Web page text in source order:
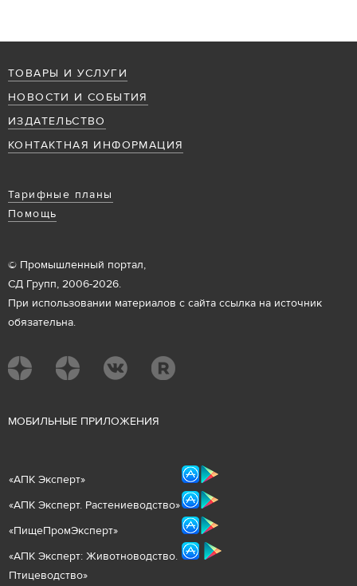
ТОВАРЫ И УСЛУГИ
НОВОСТИ И СОБЫТИЯ
ИЗДАТЕЛЬСТВО
КОНТАКТНАЯ ИНФОРМАЦИЯ
Тарифные планы
Помощь
© Промышленный портал,
СД Групп, 2006-2026.
При использовании материалов с сайта ссылка на источник
обязательна.
МОБИЛЬНЫЕ ПРИЛОЖЕНИЯ
«АПК Эксперт»
«АПК Эксперт. Растениеводство»
«ПищеПромЭксперт»
«АПК Эксперт: Животноводство.
Птицеводство»